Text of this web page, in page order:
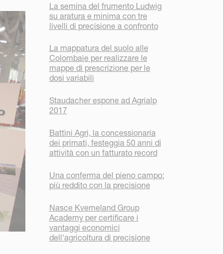
La semina del frumento Ludwig
su aratura e minima con tre
livelli di precisione a confronto
La mappatura del suolo alle
Colombaie per realizzare le
mappe di prescrizione per le
dosi variabili
Staudacher espone ad Agrialp
2017
Battini Agri, la concessionaria
dei primati, festeggia 50 anni di
attività con un fatturato record
Una conferma del pieno campo:
più reddito con la precisione
Nasce Kverneland Group
Academy per certificare i
vantaggi economici
dell'agricoltura di precisione